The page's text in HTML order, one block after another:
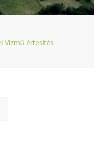
Vízmű értesítés